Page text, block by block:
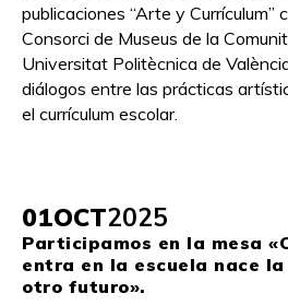
publicaciones “Arte y Currículum”
Consorci de Museus de la
Universitat Politècnica de
diálogos entre las prácticas
el currículum escolar.
01OCT2025
Participamos en la mesa
entra en la escuela nace
otro futuro».